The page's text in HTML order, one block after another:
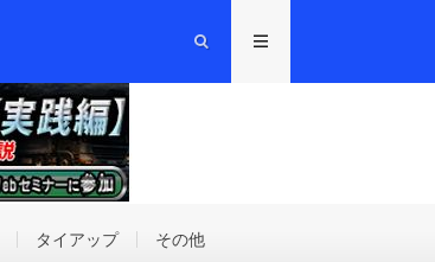
タイアップ その他